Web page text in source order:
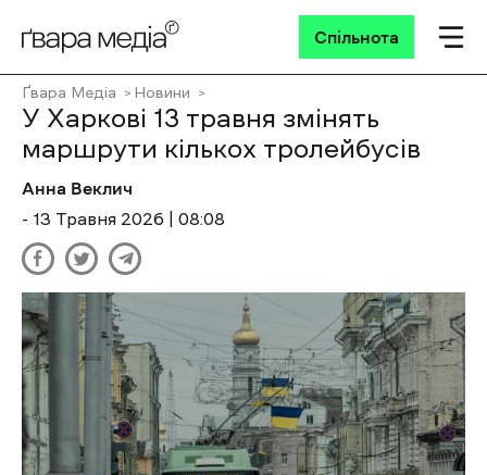
Спільнота
Ґвара Медіа Новини
У Харкові 13 травня змінять
маршрути кількох тролейбусів
Анна Веклич
- 13 Травня 2026 | 08:08